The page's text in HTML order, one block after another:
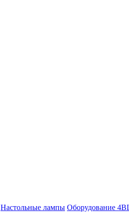
Настольные лампы Оборудование